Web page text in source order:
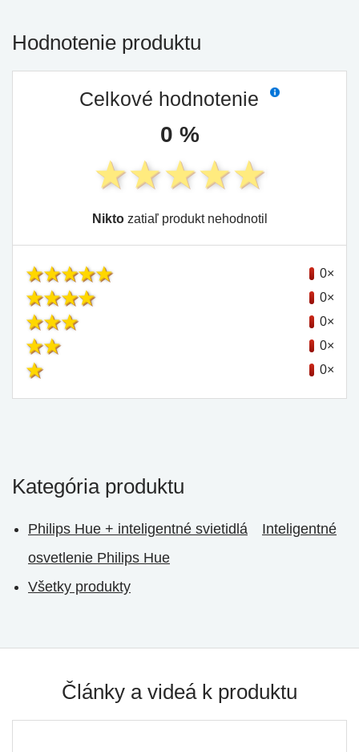
Hodnotenie produktu
Celkové hodnotenie
0 %
Niktozatiaľ produkt nehodnotil
0×
0×
0×
0×
0×
Kategória produktu
Philips Hue + inteligentné svietidlá
Inteligentné
osvetlenie Philips Hue
Všetky produkty
Články a videá k produktu